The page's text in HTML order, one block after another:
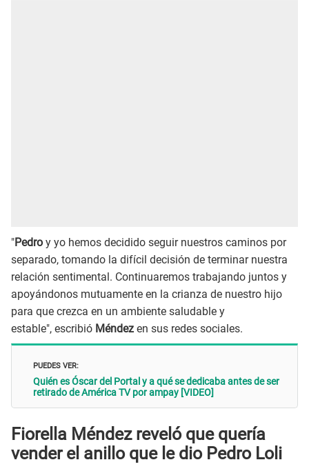
"Pedro y yo hemos decidido seguir nuestros caminos por
separado, tomando la difícil decisión de terminar nuestra
relación sentimental. Continuaremos trabajando juntos y
apoyándonos mutuamente en la crianza de nuestro hijo
para que crezca en un ambiente saludable y
estable", escribió Méndez en sus redes sociales.
PUEDES VER:
Quién es Óscar del Portal y a qué se dedicaba antes de ser
retirado de América TV por ampay [VIDEO]
Fiorella Méndez reveló que quería
vender el anillo que le dio Pedro Loli